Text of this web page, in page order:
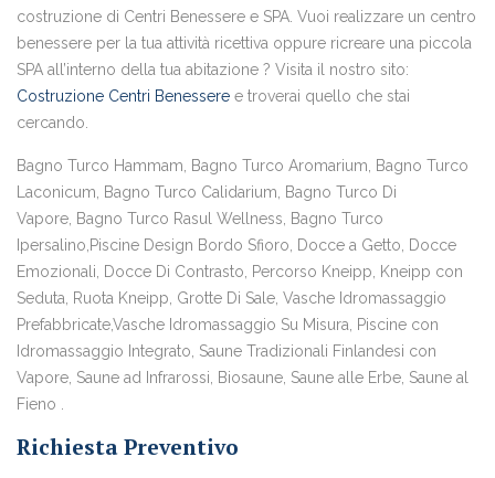
costruzione di Centri Benessere e SPA. Vuoi realizzare un centro
benessere per la tua attività ricettiva oppure ricreare una piccola
SPA all’interno della tua abitazione ? Visita il nostro sito:
Costruzione Centri Benessere e troverai quello che stai
cercando.
Bagno Turco Hammam, Bagno Turco Aromarium, Bagno Turco
Laconicum, Bagno Turco Calidarium, Bagno Turco Di
Vapore, Bagno Turco Rasul Wellness, Bagno Turco
Ipersalino,Piscine Design Bordo Sfioro, Docce a Getto, Docce
Emozionali, Docce Di Contrasto, Percorso Kneipp, Kneipp con
Seduta, Ruota Kneipp, Grotte Di Sale, Vasche Idromassaggio
Prefabbricate,Vasche Idromassaggio Su Misura, Piscine con
Idromassaggio Integrato, Saune Tradizionali Finlandesi con
Vapore, Saune ad Infrarossi, Biosaune, Saune alle Erbe, Saune al
Fieno .
Richiesta Preventivo